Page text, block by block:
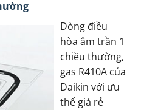
Dòng điều
hòa âm trần 1
chiều thường,
gas R410A của
Daikin với ưu
thế giá rẻ